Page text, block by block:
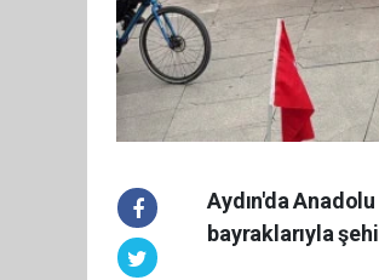
Aydın'da
bayraklarıyla